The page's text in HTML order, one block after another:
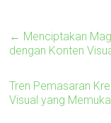
← Menciptakan
dengan Konten
Tren Pemasaran
Visual yang